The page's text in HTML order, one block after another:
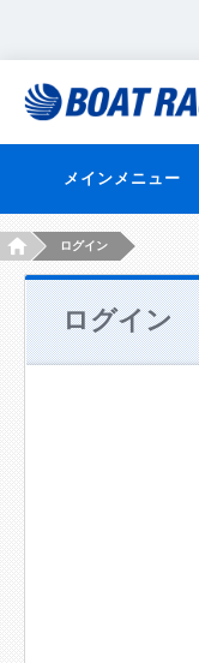
メインメニュー
HOMEログイン
ログイン